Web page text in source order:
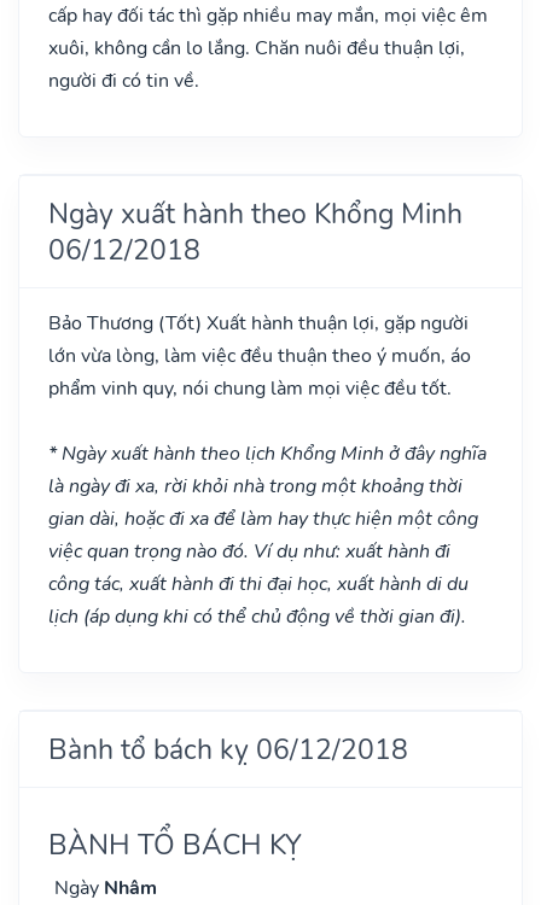
cấp hay đối tác thì gặp nhiều may mắn, mọi việc êm
xuôi, không cần lo lắng. Chăn nuôi đều thuận lợi,
người đi có tin về.
Ngày xuất hành theo Khổng Minh
06/12/2018
Bảo Thương (Tốt) Xuất hành thuận lợi, gặp người
lớn vừa lòng, làm việc đều thuận theo ý muốn, áo
phẩm vinh quy, nói chung làm mọi việc đều tốt.
* Ngày xuất hành theo lịch Khổng Minh ở đây nghĩa
là ngày đi xa, rời khỏi nhà trong một khoảng thời
gian dài, hoặc đi xa để làm hay thực hiện một công
việc quan trọng nào đó. Ví dụ như: xuất hành đi
công tác, xuất hành đi thi đại học, xuất hành di du
lịch (áp dụng khi có thể chủ động về thời gian đi).
Bành tổ bách kỵ 06/12/2018
BÀNH TỔ BÁCH KỴ
Ngày Nhâm